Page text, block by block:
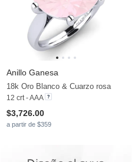
Anillo Ganesa
18k Oro Blanco & Cuarzo rosa
12 crt - AAA
$3,726.00
a partir de $359